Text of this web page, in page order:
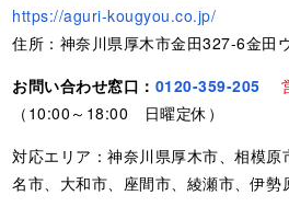
https://aguri-kougyou.co.jp/
住所：神奈川県厚木市金田327-6金田
お問い合わせ窓口： 0120-359-205
（10:00～18:00 日曜定休）
対応エリア：神奈川県厚木市、相模
名市、大和市、座間市、綾瀬市、伊勢